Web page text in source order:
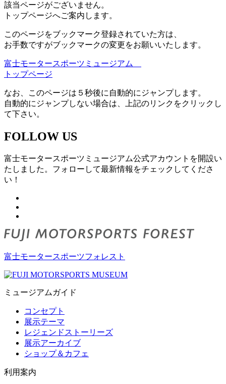
該当ページがございません。
トップページへご案内します。
このページをブックマーク登録されていた方は、
お手数ですがブックマークの変更をお願いいたします。
富士モータースポーツミュージアム
トップページ
なお、このページは５秒後に自動的にジャンプします。
自動的にジャンプしない場合は、上記のリンクをクリックし
て下さい。
FOLLOW US
富士モータースポーツミュージアム公式アカウントを開設い
たしました。フォローして最新情報をチェックしてくださ
い！
富士モータースポーツフォレスト
ミュージアムガイド
コンセプト
展示テーマ
レジェンドストーリーズ
展示アーカイブ
ショップ＆カフェ
利用案内